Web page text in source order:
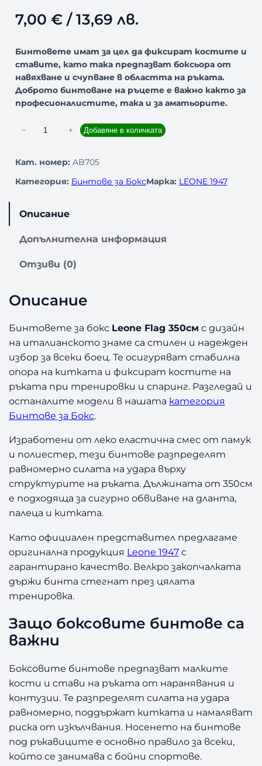
7,00 €/ 13,69 лв.
Бинтовете имат за цел да фиксират костите и
ставите, като така предпазват боксьора от
навяхване и счупване в областта на ръката.
Доброто бинтоване на ръцете е важно както за
професионалистите, така и за аматьорите.
ч
т
о
и
т
е
з
а
Б
о
с
L
e
e
F
a
g
3
5
0
м
− + Добавяне в количката
Кат. номер: AB705
Категория: Бинтове за БоксМарка: LEONE 1947
Описание
Допълнителна информация
Отзиви (0)
Описание
Бинтовете за бокс Leone Flag 350см с дизайн
на италианското знаме са стилен и надежден
избор за всеки боец. Те осигуряват стабилна
опора на китката и фиксират костите на
ръката при тренировки и спаринг. Разгледай и
останалите модели в нашата категория
Бинтове за Бокс.
Изработени от леко еластична смес от памук
и полиестер, тези бинтове разпределят
равномерно силата на удара върху
структурите на ръката. Дължината от 350см
е подходяща за сигурно обвиване на дланта,
палеца и китката.
Като официален представител предлагаме
оригинална продукция Leone 1947 с
гарантирано качество. Велкро закопчалката
държи бинта стегнат през цялата
тренировка.
Защо боксовите бинтове са
важни
Боксовите бинтове предпазват малките
кости и стави на ръката от наранявания и
контузии. Те разпределят силата на удара
равномерно, поддържат китката и намаляват
риска от изкълчвания. Носенето на бинтове
под ръкавиците е основно правило за всеки,
който се занимава с бойни спортове.